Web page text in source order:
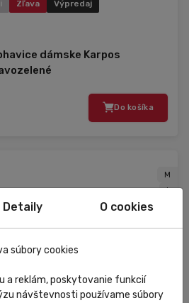
Zľava Výpredaj
dámske Karpos
Do košíka
M
L
Detaily O cookies
súbory cookies
a reklám, poskytovanie funkcií
návštevnosti používame súbory